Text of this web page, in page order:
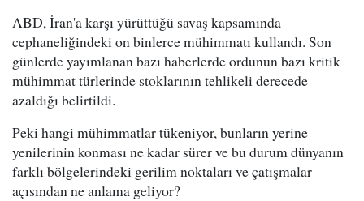
ABD, İran'a karşı yürüttüğü savaş kapsamında
cephaneliğindeki on binlerce mühimmatı kullandı. Son
günlerde yayımlanan bazı haberlerde ordunun bazı kritik
mühimmat türlerinde stoklarının tehlikeli derecede
azaldığı belirtildi.
Peki hangi mühimmatlar tükeniyor, bunların yerine
yenilerinin konması ne kadar sürer ve bu durum dünyanın
farklı bölgelerindeki gerilim noktaları ve çatışmalar
açısından ne anlama geliyor?